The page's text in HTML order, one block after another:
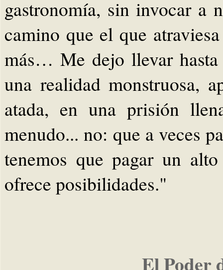
gastronomía, sin invocar
camino que el que
más… Me dejo llevar
una realidad monstruosa,
atada, en una prisión
menudo... no: que a veces
tenemos que pagar un
ofrece posibilidades."
El Poder